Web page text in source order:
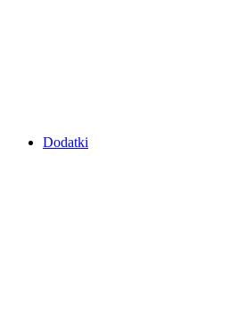
Dodatki